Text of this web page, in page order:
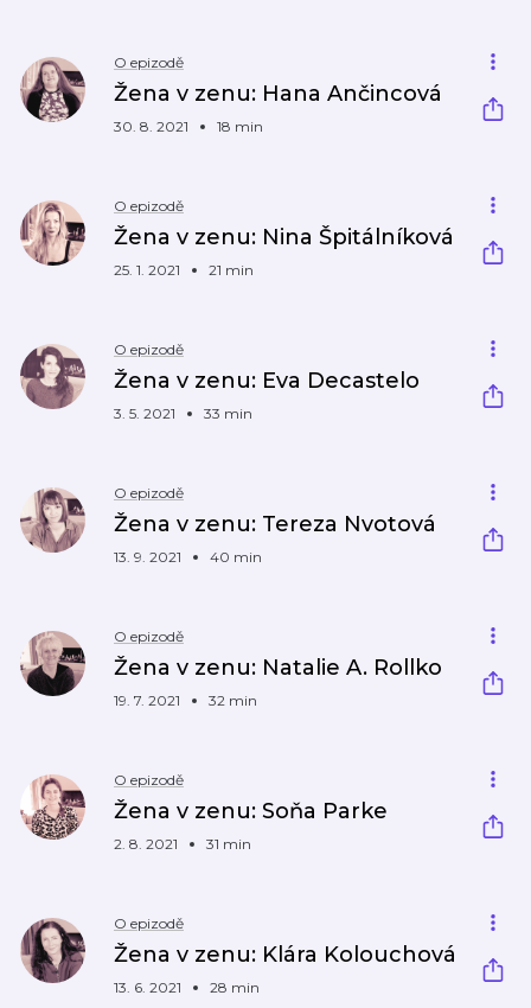
O epizodě
Žena v zenu: Hana Ančincová
30. 8. 2021 18 min
O epizodě
Žena v zenu: Nina Špitálníková
25. 1. 2021 21 min
O epizodě
Žena v zenu: Eva Decastelo
3. 5. 2021 33 min
O epizodě
Žena v zenu: Tereza Nvotová
13. 9. 2021 40 min
O epizodě
Žena v zenu: Natalie A. Rollko
19. 7. 2021 32 min
O epizodě
Žena v zenu: Soňa Parke
2. 8. 2021 31 min
O epizodě
Žena v zenu: Klára Kolouchová
13. 6. 2021 28 min